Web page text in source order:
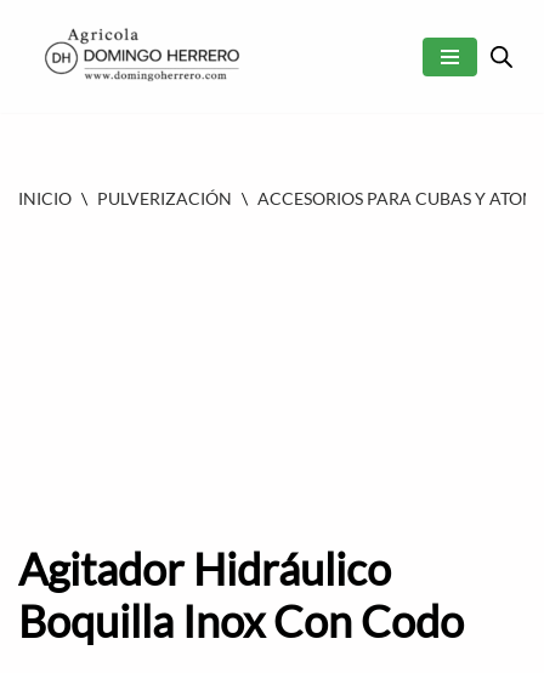
SALTAR
INICIO \ PULVERIZACIÓN \ ACCESORIOS PARA CUBAS Y
Agitador Hidráulico
Boquilla Inox Con Codo